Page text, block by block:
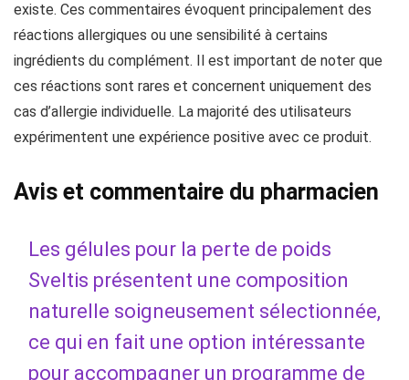
existe. Ces commentaires évoquent principalement des
réactions allergiques ou une sensibilité à certains
ingrédients du complément. Il est important de noter que
ces réactions sont rares et concernent uniquement des
cas d’allergie individuelle. La majorité des utilisateurs
expérimentent une expérience positive avec ce produit.
Avis et commentaire du pharmacien
Les gélules pour la perte de poids
Sveltis présentent une composition
naturelle soigneusement sélectionnée,
ce qui en fait une option intéressante
pour accompagner un programme de